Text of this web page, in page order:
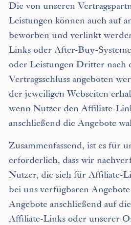
Die von unseren
Leistungen können auch auf
beworben und verlinkt
Links oder After-Buy-
oder Leistungen Dritter nach
Vertragsschluss angeboten
der jeweiligen Webseiten
wenn Nutzer den Affiliate-
anschließend die Angebote
Zusammenfassend, ist es für
erforderlich, dass wir
Nutzer, die sich für Affiliate-
bei uns verfügbaren
Angebote anschließend auf
Affiliate-Links oder unserer